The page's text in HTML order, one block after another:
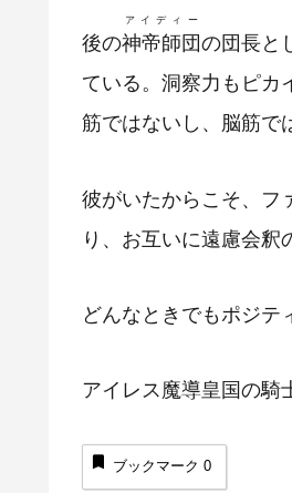
後の神帝師団
アイディー
の団長と
ている。洞察力もピカ
筋ではないし、脳筋で
彼がいたからこそ、フ
り、お互いに遠慮会釈
どんなときでもポジテ
アイレス魔導皇国の騎
ブックマーク 0